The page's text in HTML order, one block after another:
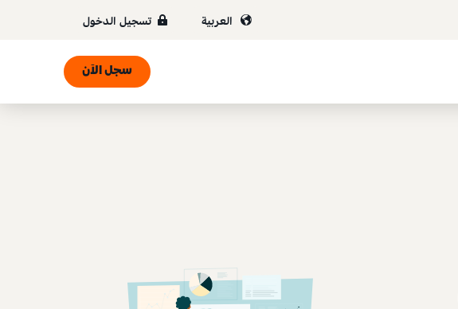
العربية تسجيل الدخول
سجل الآن